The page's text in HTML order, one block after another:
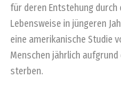
für deren Entstehung
Lebensweise in jüngeren
eine amerikanische Studie
Menschen jährlich
sterben.